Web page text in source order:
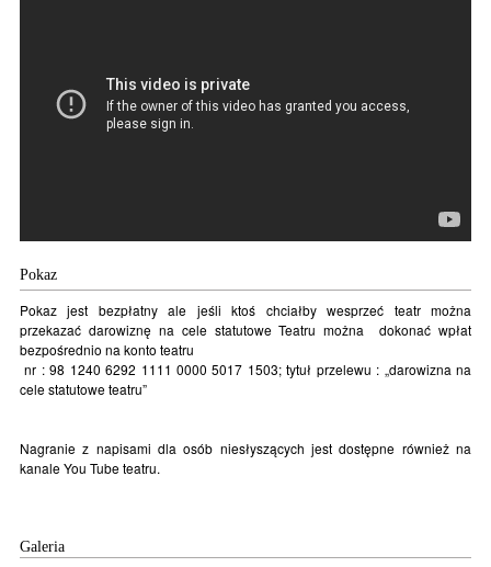
Pokaz
Pokaz jest bezpłatny ale jeśli ktoś chciałby wesprzeć teatr można
przekazać darowiznę na cele statutowe Teatru można dokonać wpłat
bezpośrednio na konto teatru
nr : 98 1240 6292 1111 0000 5017 1503; tytuł przelewu : „darowizna na
cele statutowe teatru”
Nagranie z napisami dla osób niesłyszących jest dostępne również na
kanale You Tube teatru.
Galeria